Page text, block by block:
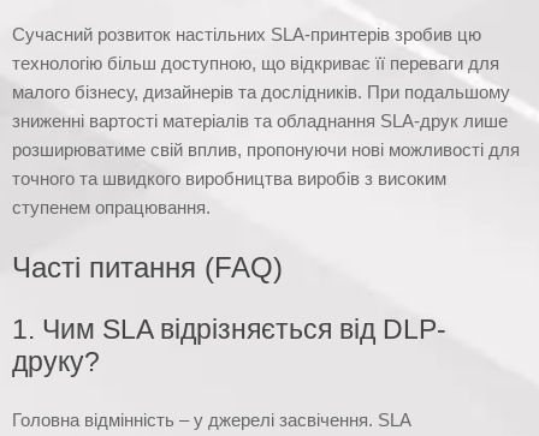
Сучасний розвиток настільних SLA-принтерів зробив цю
технологію більш доступною, що відкриває її переваги для
малого бізнесу, дизайнерів та дослідників. При подальшому
зниженні вартості матеріалів та обладнання SLA-друк лише
розширюватиме свій вплив, пропонуючи нові можливості для
точного та швидкого виробництва виробів з високим
ступенем опрацювання.
Часті питання (FAQ)
1. Чим SLA відрізняється від DLP-
друку?
Головна відмінність – у джерелі засвічення. SLA